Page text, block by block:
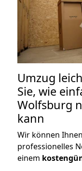
Umzug
Sie, wie
Wolfsburg
kann
Wir können
professionelles
einem